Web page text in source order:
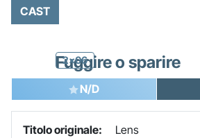
CAST
2x06
Fuggire o sparire
N/D
Titolo originale:
Lens